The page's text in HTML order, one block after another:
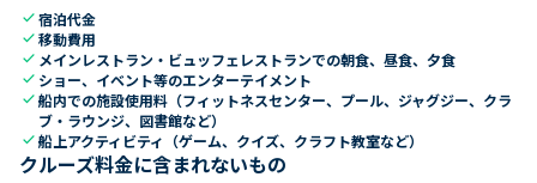
check宿泊代金
check移動費用
check メインレストラン・ビュッフェレストランでの朝食、昼食、夕食
check ショー、イベント等のエンターテイメント
check船内での施設使用料（フィットネスセンター、プール、ジャグジー、クラ
ブ・ラウンジ、図書館など）
check船上アクティビティ（ゲーム、クイズ、クラフト教室など）
クルーズ料金に含まれないもの